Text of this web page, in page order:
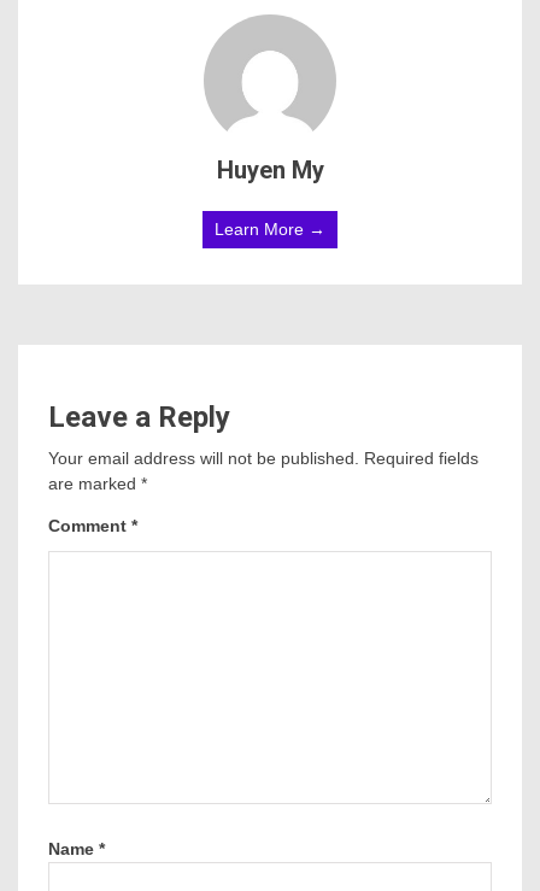
Huyen My
Learn More →
Leave a Reply
Your email address will not be published. Required fields
are marked *
Comment *
Name *